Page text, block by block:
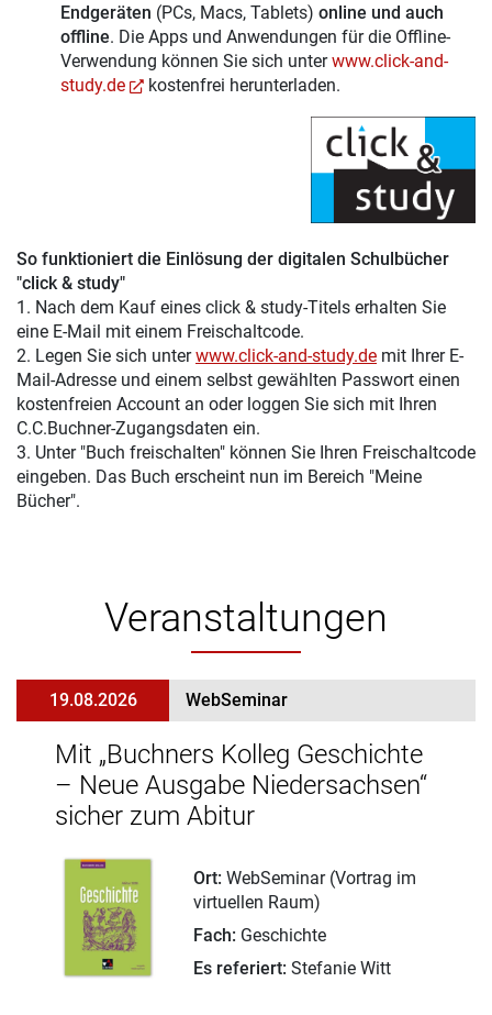
Endgeräten (PCs, Macs, Tablets) online und auch
offline. Die Apps und Anwendungen für die Offline-
Verwendung können Sie sich unterwww.click-and-
study.de
kostenfrei herunterladen.
So funktioniert die Einlösung der digitalen Schulbücher
"click & study"
1. Nach dem Kauf eines click & study-Titels erhalten Sie
eine E-Mail mit einem Freischaltcode.
2. Legen Sie sich unterwww.click-and-study.de mit Ihrer E-
Mail-Adresse und einem selbst gewählten Passwort einen
kostenfreien Account an oder loggen Sie sich mit Ihren
C.C.Buchner-Zugangsdaten ein.
3. Unter "Buch freischalten" können Sie Ihren Freischaltcode
eingeben. Das Buch erscheint nun im Bereich "Meine
Bücher".
Veranstaltungen
19.08.2026 WebSeminar
Mit „Buchners Kolleg Geschichte
– Neue Ausgabe Niedersachsen“
sicher zum Abitur
Ort: WebSeminar (Vortrag im
virtuellen Raum)
Fach: Geschichte
Es referiert: Stefanie Witt